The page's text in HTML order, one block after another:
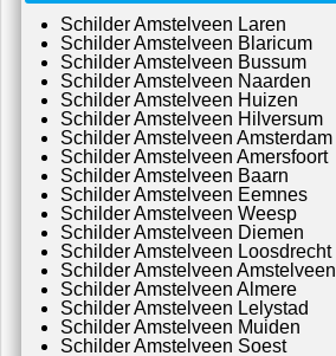
Schilder Amstelveen Laren
Schilder Amstelveen Blaricum
Schilder Amstelveen Bussum
Schilder Amstelveen Naarden
Schilder Amstelveen Huizen
Schilder Amstelveen Hilversum
Schilder Amstelveen Amsterdam
Schilder Amstelveen Amersfoort
Schilder Amstelveen Baarn
Schilder Amstelveen Eemnes
Schilder Amstelveen Weesp
Schilder Amstelveen Diemen
Schilder Amstelveen Loosdrecht
Schilder Amstelveen Amstelveen
Schilder Amstelveen Almere
Schilder Amstelveen Lelystad
Schilder Amstelveen Muiden
Schilder Amstelveen Soest